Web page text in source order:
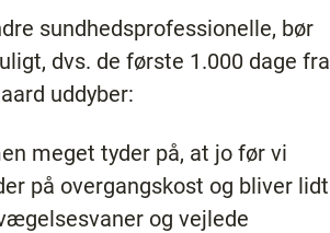
sundhedsprofessionelle, bør
dvs. de første 1.000 dage fra
uddyber:
meget tyder på, at jo før vi
på overgangskost og bliver lidt
og vejlede